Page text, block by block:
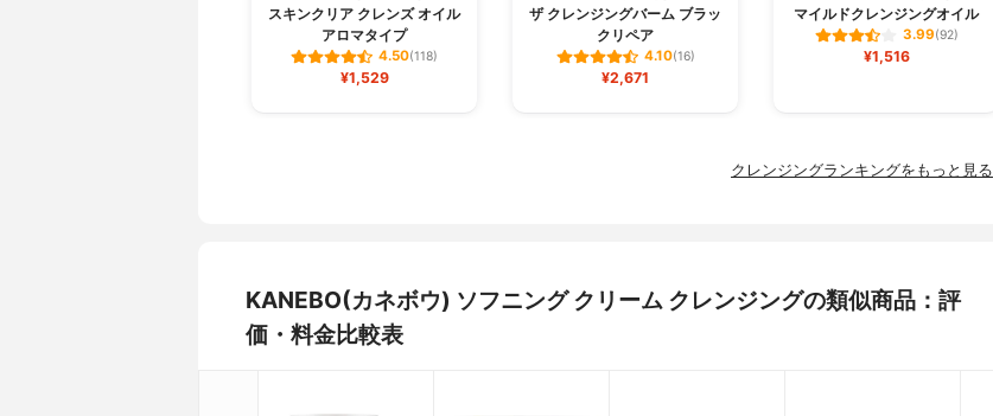
スキンクリア クレンズ オイル
アロマタイプ
4.50(118)
¥1,529
ザ クレンジングバーム ブラッ
クリペア
4.10(16)
¥2,671
マイルドクレンジングオイル
3.99(92)
¥1,516
クレンジングランキングをもっと見る
KANEBO(カネボウ) ソフニング クリーム クレンジングの類似商品：評
価・料金比較表